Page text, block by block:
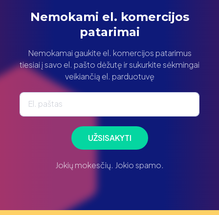
Nemokami el. komercijos
patarimai
Nemokamai gaukite el. komercijos patarimus
tiesiai į savo el. pašto dėžutę ir sukurkite sėkmingai
veikiančią el. parduotuvę
El. paštas
UŽSISAKYTI
Jokių mokesčių. Jokio spamo.